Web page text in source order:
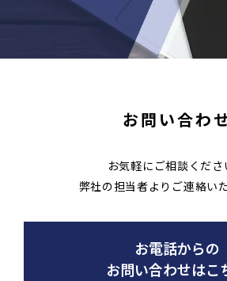
お問い合わ
お気軽にご相談くださ
弊社の担当者よりご連絡い
お電話からの
お問い合わせはこ